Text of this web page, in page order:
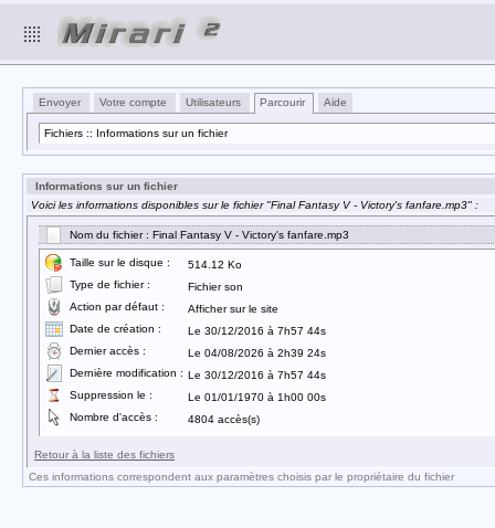
Envoyer Votre compte Utilisateurs Parcourir Aide
Fichiers :: Informations sur un fichier
Informations sur un fichier
Voici les informations disponibles sur le fichier "Final Fantasy V - Victory's fanfare.mp3" :
Nom du fichier : Final Fantasy V - Victory's fanfare.mp3
Taille sur le disque :
514.12 Ko
Type de fichier :
Fichier son
Action par défaut :
Afficher sur le site
Date de création :
Le 30/12/2016 à 7h57 44s
Dernier accès :
Le 04/08/2026 à 2h39 24s
Dernière modification : Le 30/12/2016 à 7h57 44s
Suppression le :
Le 01/01/1970 à 1h00 00s
Nombre d'accès :
4804 accès(s)
Retour à la liste des fichiers
Ces informations correspondent aux paramètres choisis par le propriétaire du fichier